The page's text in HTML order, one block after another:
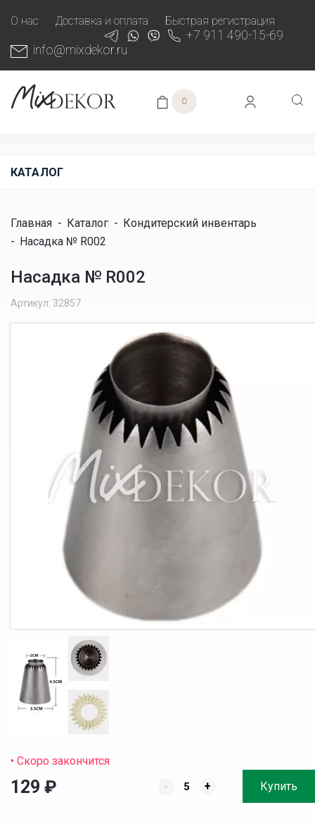
О нас Доставка и оплата Быстрая регистрация
+7 911 490-15-69
info@mixdekor.ru
0
КАТАЛОГ
Главная - Каталог - Кондитерский инвентарь
- Насадка № R002
Насадка № R002
Артикул: 32857
• Скоро закончится
129 ₽ - + Купить